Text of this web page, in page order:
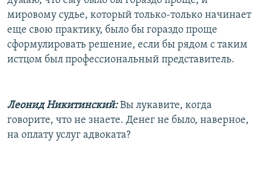
мировому судье, который только-только начинает
еще свою практику, было бы гораздо проще
сформулировать решение, если бы рядом с таким
истцом был профессиональный представитель.
Леонид Никитинский:Вы лукавите, когда
говорите, что не знаете. Денег не было, наверное,
на оплату услуг адвоката?